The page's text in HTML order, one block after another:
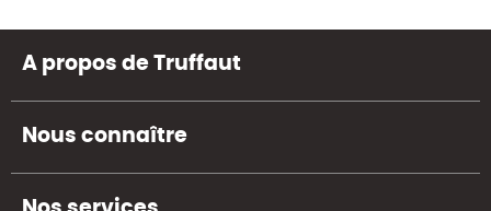
A propos de Truffaut
Nous connaître